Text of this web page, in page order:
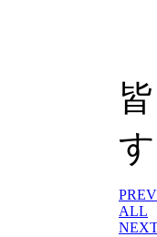
PREV
ALL